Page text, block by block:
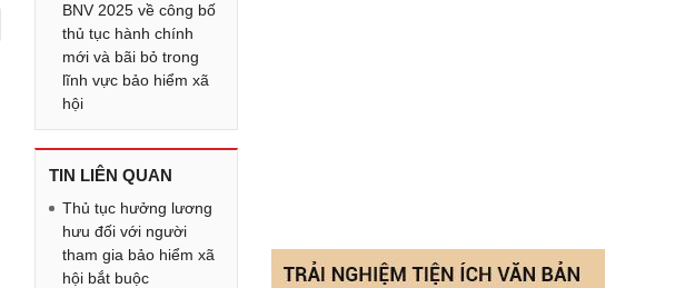
BNV 2025 về công bố
thủ tục hành chính
mới và bãi bỏ trong
lĩnh vực bảo hiểm xã
hội
TIN LIÊN QUAN
Thủ tục hưởng lương
hưu đối với người
tham gia bảo hiểm xã
hội bắt buộc